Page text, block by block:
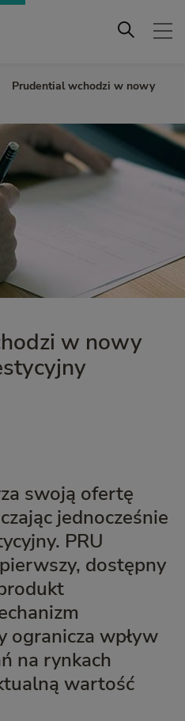
Prudential wchodzi w nowy
w nowy
swoją ofertę
jednocześnie
PRU
dostępny
ogranicza wpływ
na rynkach
wartość